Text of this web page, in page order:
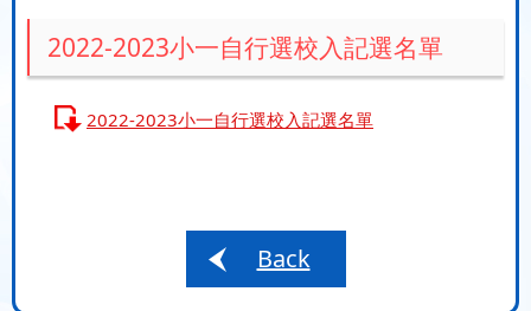
2022-2023小一自行選校入記選名單
2022-2023小一自行選校入記選名單
Back